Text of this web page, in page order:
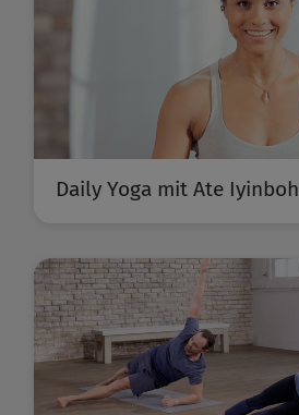
Daily Yoga mit Ate Iyinboh